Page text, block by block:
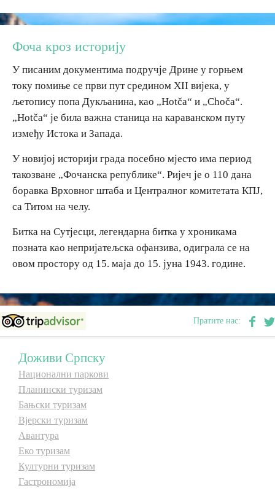
Омладински туризам
Дестинације
Списак дестинација
Мапа дестинација
Смјештај
Мултимедија
Фото
Видео
E-Brochure
Откриј Српску
Фоча кроз историју
У писаним документима подручје Дрине у горњем
току помиње се први пут средином XII вијека, у
љетопису попа Дукљанина, као „Hotča“ и „Choča“.
„Hotča“ је била важна станица на караванском путу
између Истока и Запада.
У новијој историји града посебно мјесто има период
такозване „Фочанска републике“. Ријеч је о 110 дана
боравка Врховног штаба и Централног комитетата КПЈ,
са Титом на челу.
Битка на Сутјесци, легендарна битка у хроникама
позната као непријатељска офанзива, одиграла се на
овом простору од 15. маја до 15. јуна 1943. године.
Пратите нас:
Доживи Српску
Национални паркови
Планински туризам
Бањски туризам
Вјерски туризам
Авантура
Еко туризам
Културни туризам
Гастрономија